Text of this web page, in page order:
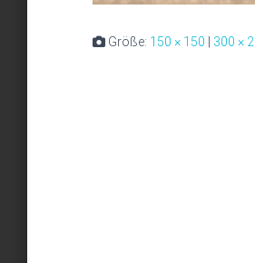
Größe: 150 × 150 300 ×